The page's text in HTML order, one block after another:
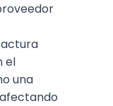
el
una